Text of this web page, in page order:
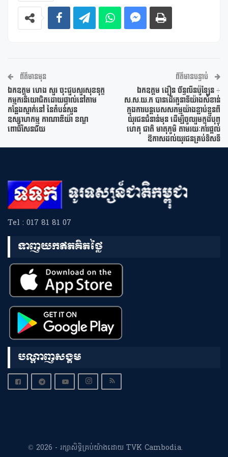
ព័ត៌មានមុន
ឯកឧត្តម ហេង សួរ ចុះជួបសួរសុខទុក្ខ
កម្មករនិយោជិតដោយផ្ទាល់នៅតាម
កន្លែងស្នាក់នៅ នៃតំបន់សួន
ឧស្សាហកម្ម កាណាឌីយ៉ា ខណ្ឌ
ពោធិ៍សែនជ័យ
ព័ត៌មានបន្ទាប់
ឯកឧត្តម ងឿន ច័ន្ទលីនប៉ូឡែន ÷
ស.ស.យ.ក បានដើរតួនាទីយ៉ាងសំខាន់
ក្នុងការបន្តបេសសកម្មយ៉ាងខ្ជាប់ខ្ជួនពី
យុវជនជំនាន់មុន ដើម្បីចូលរួមក្នុងបុព្វ
ហេតុ ជាតិ មាតុភូមិ តាមរយៈការផ្តល់
ឱកាសដល់យុវជនគ្រប់ទិសទី
Tel : 017 81 81 07
ទាញយកឥតគិតថ្លៃ
បណ្តាញសង្គម
© 2026 - រក្សាសិទ្ធិគ្រប់យ៉ាងដោយ TVK Cambodia.